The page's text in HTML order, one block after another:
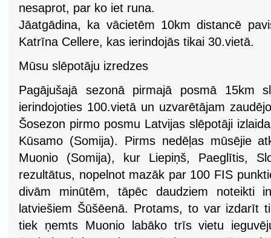
nesaprot, par ko iet runa.
Jāatgādina, ka vācietēm 10km distancē
Katrīna Cellere, kas ierindojās tikai 30.vietā.
Mūsu slēpotāju izredzes
Pagājušajā sezonā pirmajā posmā 15km
ierindojoties 100.vietā un uzvarētājam
Šosezon pirmo posmu Latvijas slēpotāji
Kūsamo (Somija). Pirms nedēļas mūsējie
Muonio (Somija), kur Liepiņš, Paeglītis,
rezultātus, nopelnot mazāk par 100 FIS
divām minūtēm, tāpēc daudziem noteikti
latviešiem Šūšēenā. Protams, to var izdarīt
tiek ņemts Muonio labāko trīs vietu